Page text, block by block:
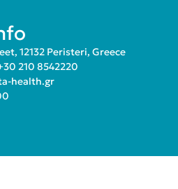
12132 Peristeri, Greece
210 8542220
health.gr